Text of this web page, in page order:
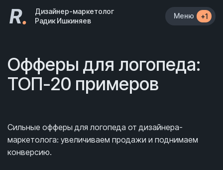
R.
Дизайнер-маркетолог
Радик Ишкиняев
Меню +1
Офферы для логопеда:
ТОП-20 примеров
Сильные офферы для логопеда от дизайнера-
маркетолога: увеличиваем продажи и поднимаем
конверсию.